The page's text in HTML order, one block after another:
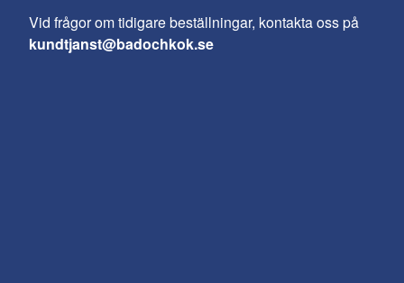
Vid frågor om tidigare beställningar, kontakta oss på
kundtjanst@badochkok.se